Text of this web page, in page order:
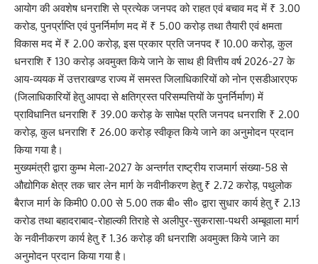
आयोग की अवशेष धनराशि से प्रत्येक जनपद को राहत एवं बचाव मद में ₹ 3.00
करोड, पुनर्प्राप्ति एवं पुनर्निर्माण मद में ₹ 5.00 करोड़ तथा तैयारी एवं क्षमता
विकास मद में ₹ 2.00 करोड़, इस प्रकार प्रति जनपद ₹ 10.00 करोड़, कुल
धनराशि ₹ 130 करोड़ अवमुक्त किये जाने के साथ ही वित्तीय वर्ष 2026-27 के
आय-व्ययक में उत्तराखण्ड राज्य में समस्त जिलाधिकारियों को नोन एसडीआरएफ
(जिलाधिकारियों हेतु आपदा से क्षतिग्रस्त परिसम्पत्तियों के पुनर्निर्माण) में
प्राविधानित धनराशि ₹ 39.00 करोड़ के सापेक्ष प्रति जनपद धनराशि ₹ 2.00
करोड़, कुल धनराशि ₹ 26.00 करोड़ स्वीकृत किये जाने का अनुमोदन प्रदान
किया गया है।
मुख्यमंत्री द्वारा कुम्भ मेला-2027 के अन्तर्गत राष्ट्रीय राजमार्ग संख्या-58 से
औद्योगिक क्षेत्र तक चार लेन मार्ग के नवीनीकरण हेतु ₹ 2.72 करोड़, पथुलोक
बैराज मार्ग के किमी0 0.00 से 5.00 तक बी० सी० द्वारा सुधार कार्य हेतु ₹ 2.13
करोड तथा बहादराबाद-रोहाल्की तिराहे से अलीपुर-सुकरासा-पथरी अम्बूवाला मार्ग
के नवीनीकरण कार्य हेतु ₹ 1.36 करोड़ की धनराशि अवमुक्त किये जाने का
अनुमोदन प्रदान किया गया है।